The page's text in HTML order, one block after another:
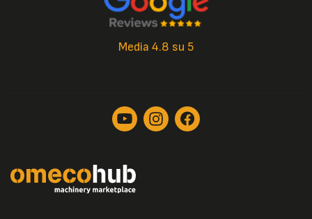
Media 4.8 su 5